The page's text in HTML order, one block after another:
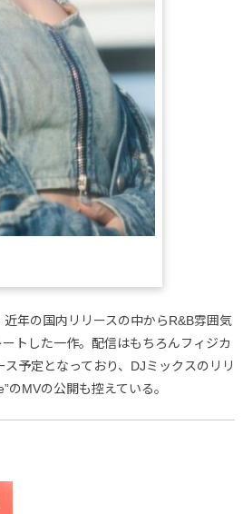
年の国内リリースの中からR&B雰囲気
トした一作。配信はもちろんフィジカ
予定となっており、DJミックスのリリ
のMVの公開も控えている。